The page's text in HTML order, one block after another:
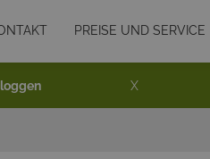
PREISE UND SERVICE
X